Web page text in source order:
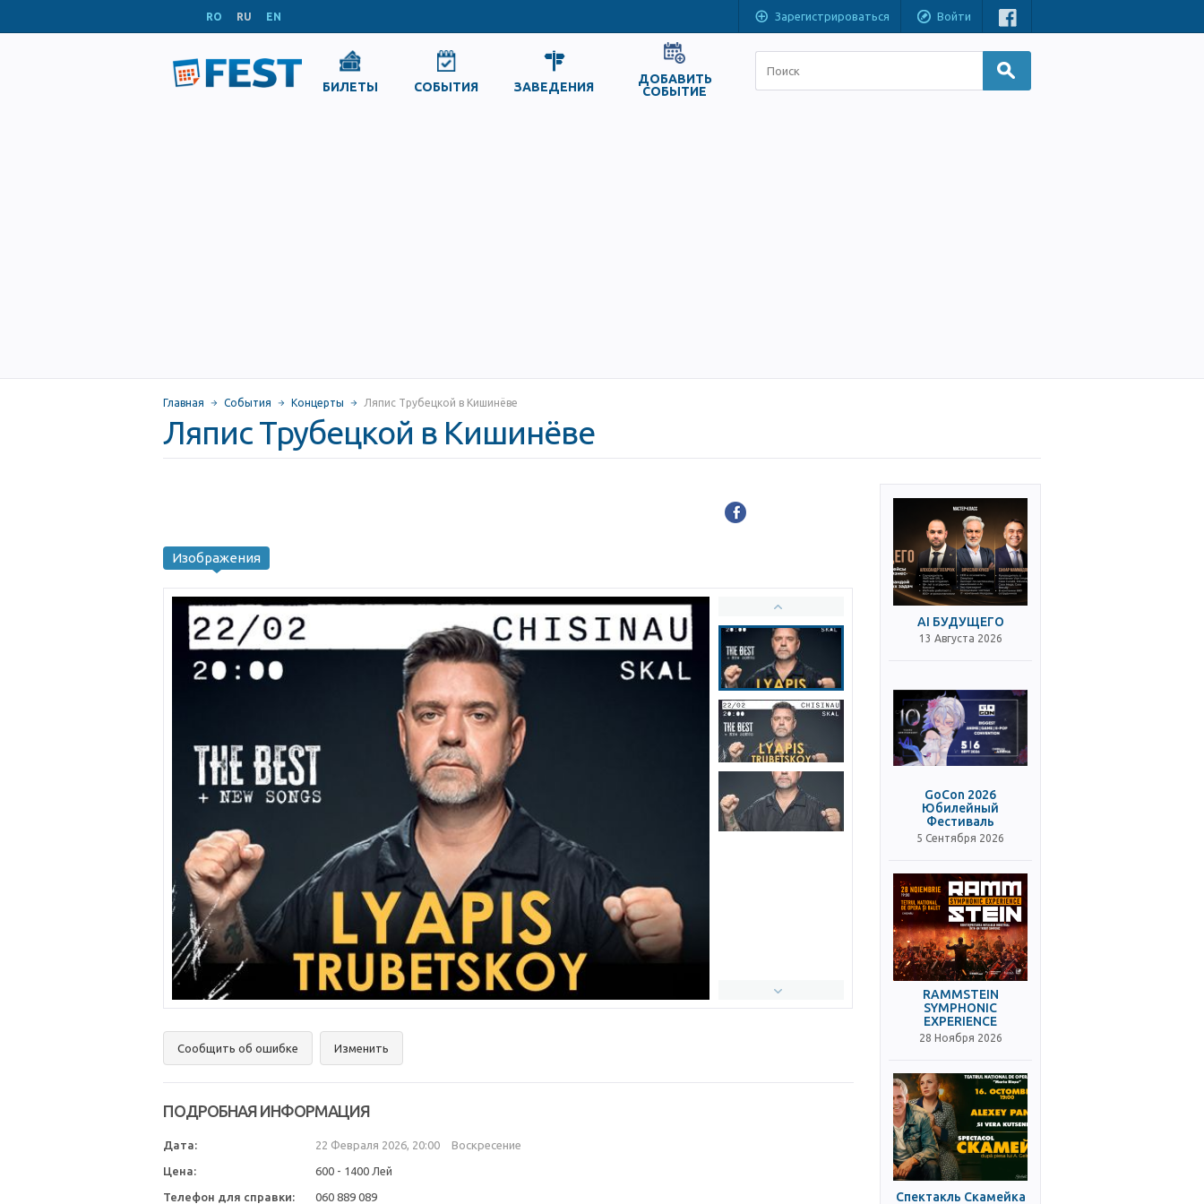
RO RU EN Зарегистрироваться Войти
БИЛЕТЫ СОБЫТИЯ ЗАВЕДЕНИЯ
ДОБАВИТЬ
СОБЫТИЕ
Главная События Концерты Ляпис Трубецкой в Кишинёве
Ляпис Трубецкой в Кишинёве
Изображения
Сообщить об ошибке Изменить
ПОДРОБНАЯ ИНФОРМАЦИЯ
Дата: 22 Февраля 2026, 20:00 Воскресение
Цена: 600 - 1400 Лей
Телефон для справки: 060 889 089
AI БУДУЩЕГО
13 Августа 2026
GoCon 2026
Юбилейный
Фестиваль
5 Сентября 2026
RAMMSTEIN
SYMPHONIC
EXPERIENCE
28 Ноября 2026
Спектакль Скамейка